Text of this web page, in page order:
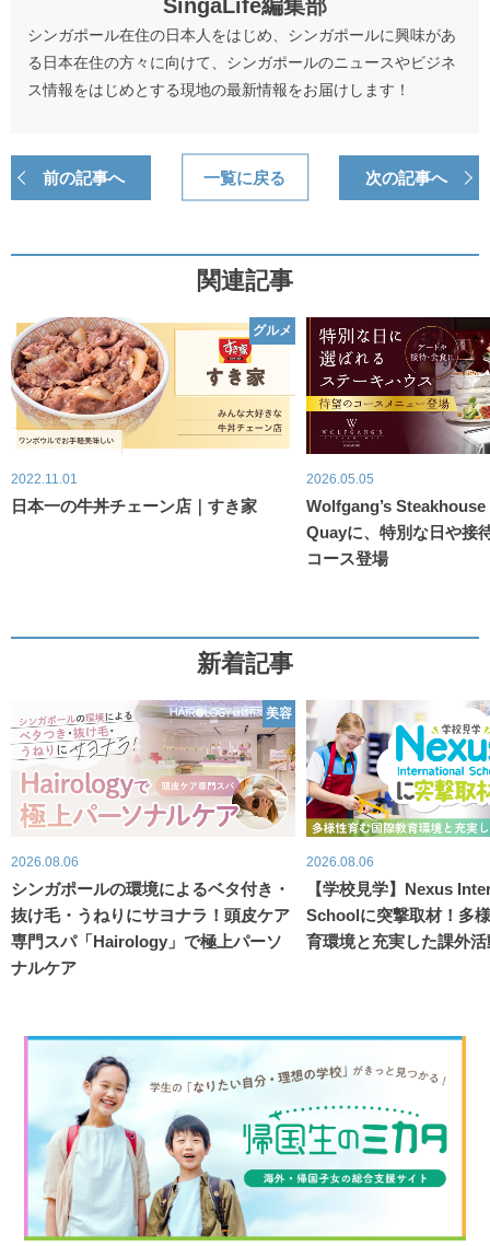
SingaLife編集部
シンガポール在住の日本人をはじめ、シンガポールに興味があ
る日本在住の方々に向けて、シンガポールのニュースやビジネ
ス情報をはじめとする現地の最新情報をお届けします！
前の記事へ 次の記事へ
一覧に戻る
関連記事
グルメ
2022.11.01
日本一の牛丼チェーン店｜すき家
2026.05.05
Wolfgang’s
Quayに、特別な日や接
コース登場
新着記事
美容
2026.08.06
シンガポールの環境によるベタ付き・
抜け毛・うねりにサヨナラ！頭皮ケア
専門スパ「Hairology」で極上パーソ
ナルケア
2026.08.06
【学校見学】Nexus
Schoolに突撃取材！多
育環境と充実した課外